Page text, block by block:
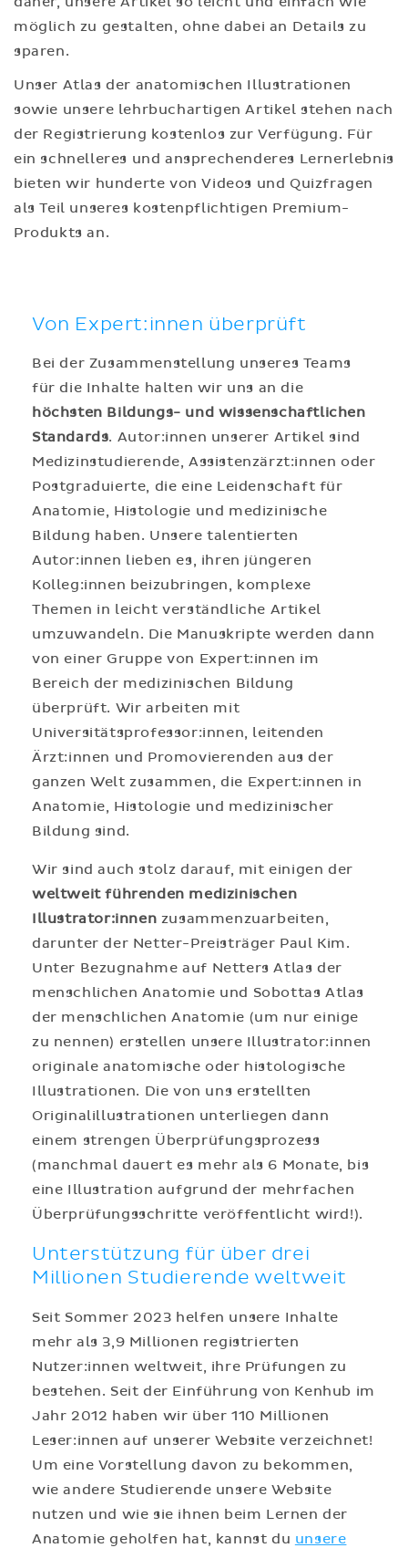
möglich zu gestalten, ohne dabei an Details zu
sparen.
Unser Atlas der anatomischen Illustrationen
sowie unsere lehrbuchartigen Artikel stehen nach
der Registrierung kostenlos zur Verfügung. Für
ein schnelleres und ansprechenderes Lernerlebnis
bieten wir hunderte von Videos und Quizfragen
als Teil unseres kostenpflichtigen Premium-
Produkts an.
Von Expert:innen überprüft
Bei der Zusammenstellung unseres Teams
für die Inhalte halten wir uns an die
höchsten Bildungs- und wissenschaftlichen
Standards. Autor:innen unserer Artikel sind
Medizinstudierende, Assistenzärzt:innen oder
Postgraduierte, die eine Leidenschaft für
Anatomie, Histologie und medizinische
Bildung haben. Unsere talentierten
Autor:innen lieben es, ihren jüngeren
Kolleg:innen beizubringen, komplexe
Themen in leicht verständliche Artikel
umzuwandeln. Die Manuskripte werden dann
von einer Gruppe von Expert:innen im
Bereich der medizinischen Bildung
überprüft. Wir arbeiten mit
Universitätsprofessor:innen, leitenden
Ärzt:innen und Promovierenden aus der
ganzen Welt zusammen, die Expert:innen in
Anatomie, Histologie und medizinischer
Bildung sind.
Wir sind auch stolz darauf, mit einigen der
weltweit führenden medizinischen
Illustrator:innen zusammenzuarbeiten,
darunter der Netter-Preisträger Paul Kim.
Unter Bezugnahme auf Netters Atlas der
menschlichen Anatomie und Sobottas Atlas
der menschlichen Anatomie (um nur einige
zu nennen) erstellen unsere Illustrator:innen
originale anatomische oder histologische
Illustrationen. Die von uns erstellten
Originalillustrationen unterliegen dann
einem strengen Überprüfungsprozess
(manchmal dauert es mehr als 6 Monate, bis
eine Illustration aufgrund der mehrfachen
Überprüfungsschritte veröffentlicht wird!).
Unterstützung für über drei
Millionen Studierende weltweit
Seit Sommer 2023 helfen unsere Inhalte
mehr als 3,9 Millionen registrierten
Nutzer:innen weltweit, ihre Prüfungen zu
bestehen. Seit der Einführung von Kenhub im
Jahr 2012 haben wir über 110 Millionen
Leser:innen auf unserer Website verzeichnet!
Um eine Vorstellung davon zu bekommen,
wie andere Studierende unsere Website
nutzen und wie sie ihnen beim Lernen der
Anatomie geholfen hat, kannst du unsere